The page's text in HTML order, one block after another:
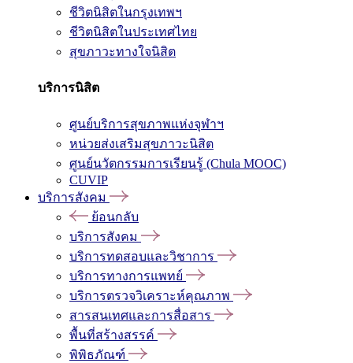
ชีวิตนิสิตในกรุงเทพฯ
ชีวิตนิสิตในประเทศไทย
สุขภาวะทางใจนิสิต
บริการนิสิต
ศูนย์บริการสุขภาพแห่งจุฬาฯ
หน่วยส่งเสริมสุขภาวะนิสิต
ศูนย์นวัตกรรมการเรียนรู้ (Chula MOOC)
CUVIP
บริการสังคม
ย้อนกลับ
บริการสังคม
บริการทดสอบและวิชาการ
บริการทางการแพทย์
บริการตรวจวิเคราะห์คุณภาพ
สารสนเทศและการสื่อสาร
พื้นที่สร้างสรรค์
พิพิธภัณฑ์